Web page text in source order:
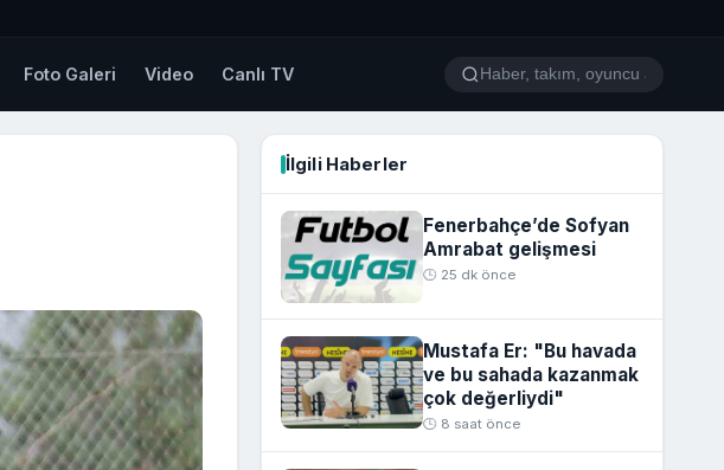
Foto Galeri Video Canlı TV
İlgili Haberler
Fenerbahçe’de Sofyan
Amrabat gelişmesi
🕒 25 dk önce
Mustafa Er: "Bu havada
ve bu sahada kazanmak
çok değerliydi"
🕒 8 saat önce